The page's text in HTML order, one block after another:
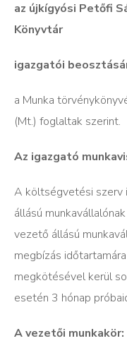
az újkígyósi Petőfi
Könyvtár
igazgatói
a Munka
(Mt.) foglaltak szerint.
Az igazgató
A költségvetési szerv
állású
vezető állású
megbízás
megkötésével kerül
esetén 3 hónap
A vezetői munkakör: